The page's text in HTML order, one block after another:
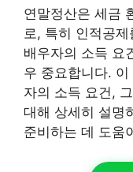
연말정산은 세금
로, 특히 인적공
배우자의 소득 요
우 중요합니다.
자의 소득 요건,
대해 상세히 설명
준비하는 데 도움